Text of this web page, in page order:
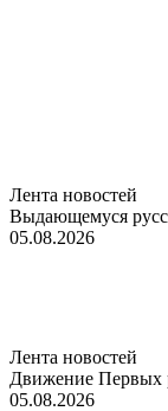
Лента новостей
Выдающемуся
05.08.2026
Лента новостей
Движение Первых
05.08.2026